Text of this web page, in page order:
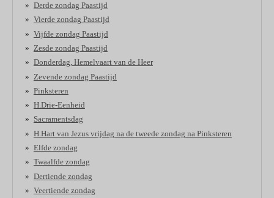
Derde zondag Paastijd
Vierde zondag Paastijd
Vijfde zondag Paastijd
Zesde zondag Paastijd
Donderdag, Hemelvaart van de Heer
Zevende zondag Paastijd
Pinksteren
H.Drie-Eenheid
Sacramentsdag
H.Hart van Jezus vrijdag na de tweede zondag na Pinksteren
Elfde zondag
Twaalfde zondag
Dertiende zondag
Veertiende zondag